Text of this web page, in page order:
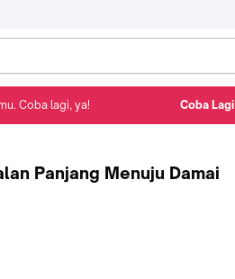
Panjang Menuju Damai
Coba lagi, ya! Coba Lagi